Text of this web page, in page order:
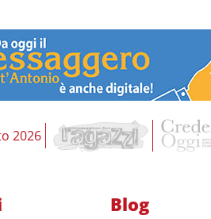
2026
Blog